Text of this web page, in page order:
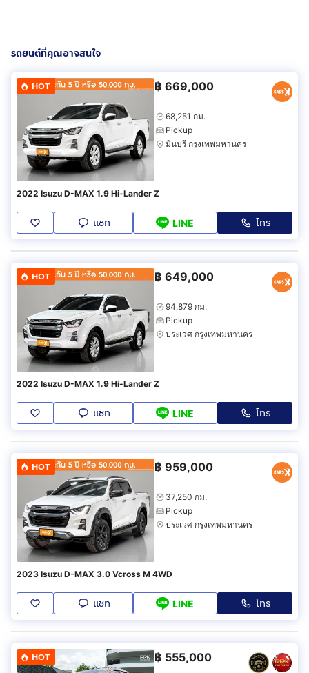
รถยนต์ที่คุณอาจสนใจ
HOT ฿ 669,000
68,251 กม.
Pickup
มีนบุรี กรุงเทพมหานคร
2022 Isuzu D-MAX 1.9 Hi-Lander Z
แชท LINE โทร
HOT ฿ 649,000
94,879 กม.
Pickup
ประเวศ กรุงเทพมหานคร
2022 Isuzu D-MAX 1.9 Hi-Lander Z
แชท LINE โทร
HOT ฿ 959,000
37,250 กม.
Pickup
ประเวศ กรุงเทพมหานคร
2023 Isuzu D-MAX 3.0 Vcross M 4WD
แชท LINE โทร
HOT ฿ 555,000